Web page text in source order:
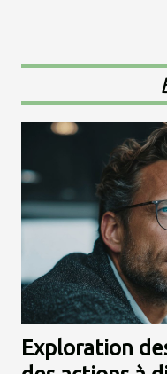
Exploration